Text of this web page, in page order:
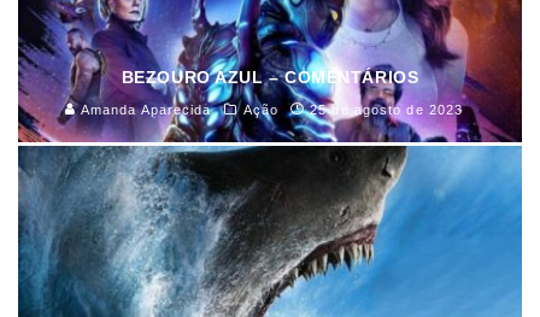
BEZOURO AZUL – COMENTÁRIOS
Amanda Aparecida Ação 25 de agosto de 2023